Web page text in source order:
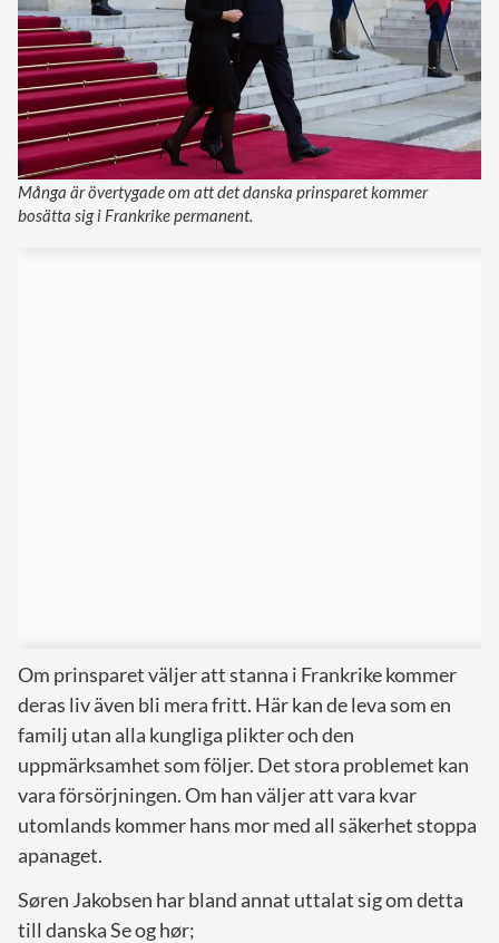
Många är övertygade om att det danska prinsparet kommer
bosätta sig i Frankrike permanent.
Om prinsparet väljer att stanna i Frankrike kommer
deras liv även bli mera fritt. Här kan de leva som en
familj utan alla kungliga plikter och den
uppmärksamhet som följer. Det stora problemet kan
vara försörjningen. Om han väljer att vara kvar
utomlands kommer hans mor med all säkerhet stoppa
apanaget.
Søren Jakobsen har bland annat uttalat sig om detta
till danska Se og hør;